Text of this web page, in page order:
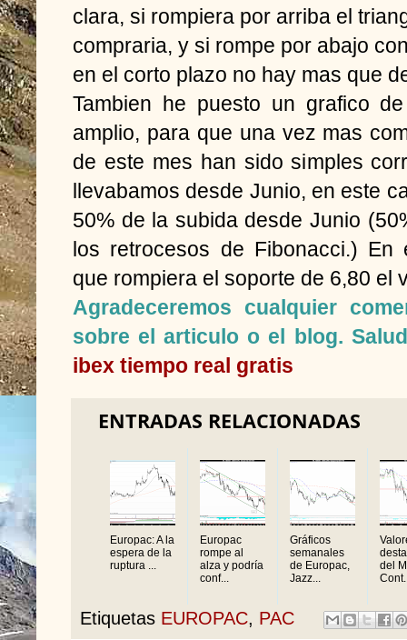
clara, si rompiera por arriba el
compraria, y si rompe por abajo
en el corto plazo no hay mas que
Tambien he puesto un grafico
amplio, para que una vez mas
de este mes han sido simples
llevabamos desde Junio, en este
50% de la subida desde Junio
los retrocesos de Fibonacci.) En
que rompiera el soporte de 6,80 el
Agradeceremos cualquier
sobre el articulo o el blog.
ibex tiempo real gratis
ENTRADAS RELACIONADAS
Europac: A la
espera de la
ruptura ...
Europac
rompe al
alza y podría
conf...
Gráficos
semanales
de Europac,
Jazz...
del
Etiquetas EUROPAC, PAC